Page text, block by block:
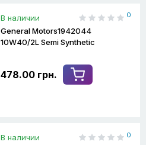
В наличии 0
General Motors1942044
10W40/2L Semi Synthetic
478.00 грн.
В наличии 0